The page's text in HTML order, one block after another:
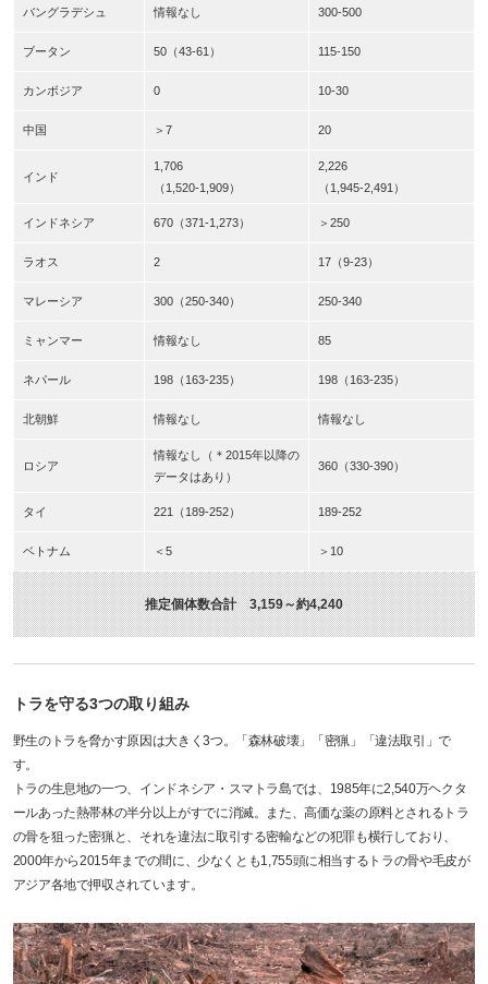
バングラデシュ 情報なし 300-500
ブータン 50（43-61） 115-150
カンボジア 0 10-30
中国 ＞7 20
インド
1,706
（1,520-1,909）
2,226
（1,945-2,491）
インドネシア 670（371-1,273） ＞250
ラオス 2 17（9-23）
マレーシア 300（250-340） 250-340
ミャンマー 情報なし 85
ネパール 198（163-235） 198（163-235）
北朝鮮 情報なし 情報なし
ロシア
情報なし
（＊2015年以降の
データはあり）
360（330-390）
タイ 221（189-252） 189-252
ベトナム ＜5 ＞10
推定個体数合計 3,159～約4,240
トラを守る3つの取り組み
野生のトラを脅かす原因は大きく3つ。「森林破壊」「密猟」「違法取引」で
す。
トラの生息地の一つ、インドネシア・スマトラ島では、1985年に2,540万ヘクタ
ールあった熱帯林の半分以上がすでに消滅。また、高価な薬の原料とされるトラ
の骨を狙った密猟と、それを違法に取引する密輸などの犯罪も横行しており、
2000年から2015年までの間に、少なくとも1,755頭に相当するトラの骨や毛皮が
アジア各地で押収されています。